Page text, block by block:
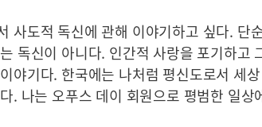
사도적 독신에 관해 이야기하고 싶다. 단
독신이 아니다. 인간적 사랑을 포기하고
야기다. 한국에는 나처럼 평신도로서 세
. 나는 오푸스 데이 회원으로 평범한 일